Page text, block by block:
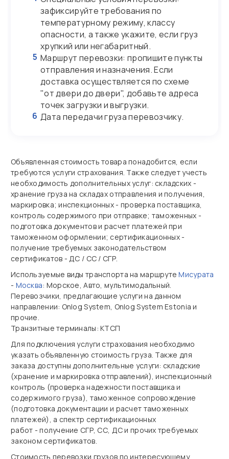
зафиксируйте требования по
температурному режиму, классу
опасности, а также укажите, если груз
хрупкий или негабаритный.
5 Маршрут перевозки: пропишите пункты
отправления и назначения. Если
доставка осуществляется по схеме
"от двери до двери", добавьте адреса
точек загрузки и выгрузки.
6 Дата передачи груза перевозчику.
Объявленная стоимость товара понадобится, если
требуются услуги страхования. Также следует учесть
необходимость дополнительных услуг: складских -
хранение груза на складах отправления и получения,
маркировка; инспекционных - проверка поставщика,
контроль содержимого при отправке; таможенных -
подготовка документов и расчет платежей при
таможенном оформлении; сертификационных -
получение требуемых законодательством
сертификатов - ДС / СС / СГР.
Используемые виды транспорта на маршрутеМисурата
- Москва: Морское, Авто, мультимодальный.
Перевозчики, предлагающие услуги на данном
направлении: Onlog System, Onlog System Estonia и
прочие.
Транзитные терминалы: КТСП
Для подключения услуги страхования необходимо
указать объявленную стоимость груза. Также для
заказа доступны дополнительные услуги: складские
(хранение и маркировка отправлений), инспекционный
контроль (проверка надежности поставщика и
содержимого груза), таможенное сопровождение
(подготовка документации и расчет таможенных
платежей), а спектр сертификационных
работ - получение СГР, СС, ДС и прочих требуемых
законом сертификатов.
Стоимость перевозки грузов по интересующему